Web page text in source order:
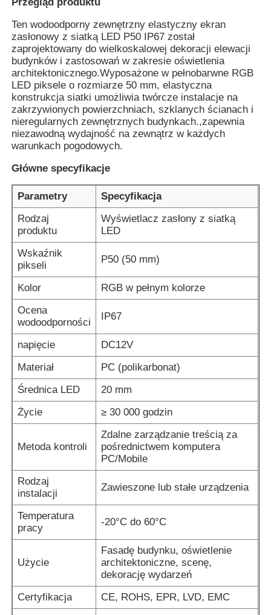
Produkty
O nas
Wycieczka po fabryce
Kontrola jakości
Skontaktuj się z nami
Nowości
Wszystkie przypadki
Poproś o wycenę
Ekran siatki LED
Wyświetlacz siatki LED
Przezroczysty ekran filmu LED
Przezroczysty wyświetlacz LED
Latający dron z ekranem LED
holograficzny ekran LED
Ekran kratki LED
Przezroczysty ekran wyświetlacza
Przegląd produktu
Ten wodoodporny zewnętrzny elastyczny ekran
zasłonowy z siatką LED P50 IP67 został
zaprojektowany do wielkoskalowej dekoracji elewacji
budynków i zastosowań w zakresie oświetlenia
architektonicznego.Wyposażone w pełnobarwne RGB
LED piksele o rozmiarze 50 mm, elastyczna
konstrukcja siatki umożliwia twórcze instalacje na
zakrzywionych powierzchniach, szklanych ścianach i
nieregularnych zewnętrznych budynkach.,zapewnia
niezawodną wydajność na zewnątrz w każdych
warunkach pogodowych.
Główne specyfikacje
Parametry
Specyfikacja
Rodzaj
produktu
Wyświetlacz zasłony z siatką
LED
Wskaźnik
pikseli
P50 (50 mm)
Kolor
RGB w pełnym kolorze
Ocena
wodoodporności
IP67
napięcie
DC12V
Materiał
PC (polikarbonat)
Średnica LED
20 mm
Życie
≥ 30 000 godzin
Metoda kontroli
Zdalne zarządzanie treścią za
pośrednictwem komputera
PC/Mobile
Rodzaj
instalacji
Zawieszone lub stałe urządzenia
Temperatura
pracy
-20°C do 60°C
Użycie
Fasadę budynku, oświetlenie
architektoniczne, scenę,
dekorację wydarzeń
Certyfikacja
CE, ROHS, EPR, LVD, EMC